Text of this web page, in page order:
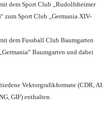
dem Sport Club „Rudolfsheimer
zum Sport Club „Germania XIV-
dem Fussball Club Baumgarten
Baumgarten und dabei
Vektorgrafikformate (CDR, AI
GIF) enthalten.